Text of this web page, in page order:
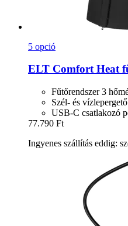
5 opció
ELT Comfort Heat
Fűtőrendszer 3
Szél- és
USB-C csatlakozó
77.790 Ft
Ingyenes szállítás eddig: